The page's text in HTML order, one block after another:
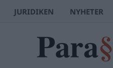
JURIDIKEN NYHETER